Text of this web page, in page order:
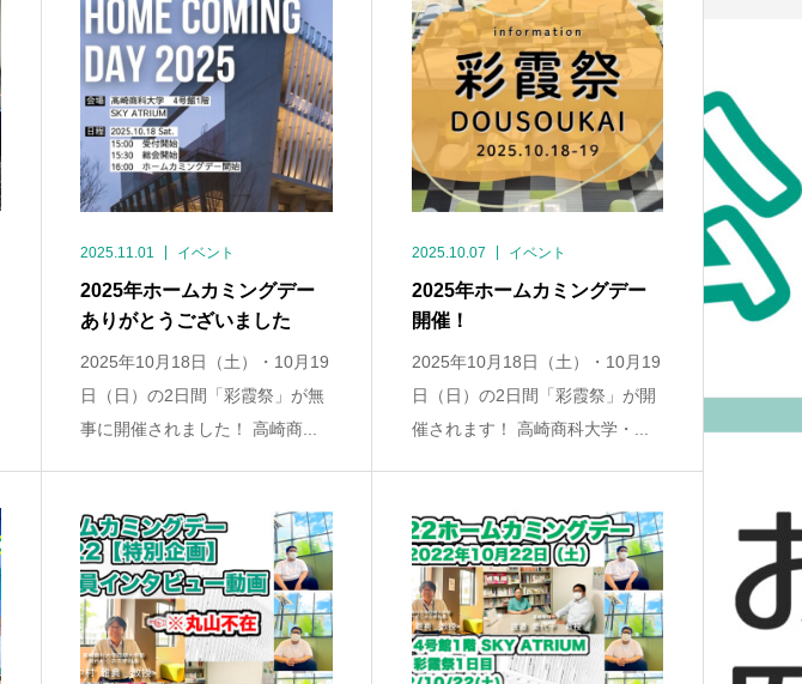
2025.11.01 イベント
2025年ホームカミングデー
ありがとうございました
2025年10月18日（土）・10月19
日（日）の2日間「彩霞祭」が無
事に開催されました！ 高崎商...
2025.10.07 イベント
2025年ホームカミングデー
開催！
2025年10月18日（土）・10月19
日（日）の2日間「彩霞祭」が開
催されます！ 高崎商科大学・...